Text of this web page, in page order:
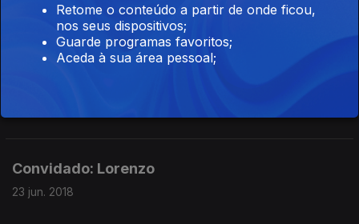
07 jul. 2018
Convidado: Lorenzo
23 jun. 2018
Retome o conteúdo a partir de onde ficou,
nos seus dispositivos;
Guarde programas favoritos;
Aceda à sua área pessoal;